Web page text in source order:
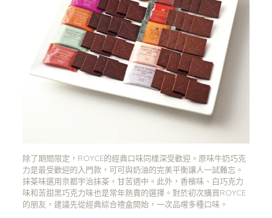
除了期間限定，ROYCE的經典口味同樣深受歡迎。原味牛奶巧克
力是最受歡迎的入門款，可可與奶油的完美平衡讓人一試難忘。
抹茶味選用京都宇治抹茶，甘苦適中。此外，香檳味、白巧克力
味和苦甜黑巧克力味也是常年熱賣的選擇。對於初次購買ROYCE
的朋友，建議先從經典綜合禮盒開始，一次品嚐多種口味。